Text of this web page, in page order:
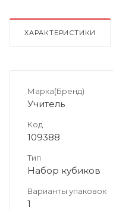
ХАРАКТЕРИСТИКИ
Марка(Бренд)
Учитель
Код
109388
Тип
Набор кубиков
Варианты упаковок
1